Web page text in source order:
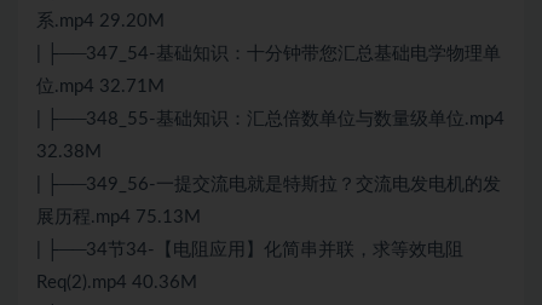
系.mp4 29.20M
| ├──347_54-基础知识：十分钟带您汇总基础电学物理单
位.mp4 32.71M
| ├──348_55-基础知识：汇总倍数单位与数量级单位.mp4
32.38M
| ├──349_56-一提交流电就是特斯拉？交流电发电机的发
展历程.mp4 75.13M
| ├──34节34-【电阻应用】化简串并联，求等效电阻
Req(2).mp4 40.36M